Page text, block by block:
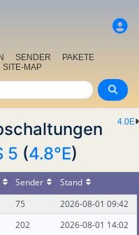
SENDER
PAKETE
SITE-MAP
4.0E
5 (4.8°E)
Sender
Stand
75
2026-08-01 09:42
202 2026-08-01 14:02